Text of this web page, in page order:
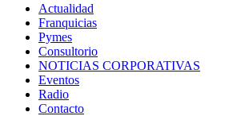
Actualidad
Franquicias
Pymes
Consultorio
NOTICIAS CORPORATIVAS
Eventos
Radio
Contacto